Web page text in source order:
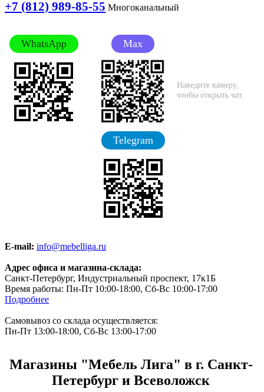
+7 (812) 989-85-55 Многоканальный
WhatsApp Max
Telegram
Наведите камеру,
чтобы открыть чат.
E-mail: info@mebelliga.ru
Адрес офиса и магазина-склада:
Санкт-Петербург, Индустриальный проспект, 17к1Б
Время работы: Пн-Пт 10:00-18:00, Сб-Вс 10:00-17:00
Подробнее
Самовывоз со склада осуществляется:
Пн-Пт 13:00-18:00, Сб-Вс 13:00-17:00
Магазины "Мебель Лига" в г. Санкт-
Петербург и Всеволожск